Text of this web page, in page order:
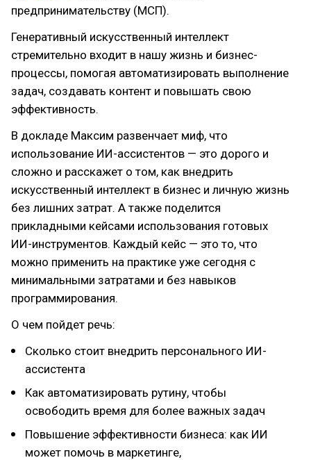
предпринимательству (МСП).
Генеративный искусственный интеллект
стремительно входит в нашу жизнь и бизнес-
процессы, помогая автоматизировать выполнение
задач, создавать контент и повышать свою
эффективность.
В докладе Максим развенчает миф, что
использование ИИ-ассистентов — это дорого и
сложно и расскажет о том, как внедрить
искусственный интеллект в бизнес и личную жизнь
без лишних затрат. А также поделится
прикладными кейсами использования готовых
ИИ-инструментов. Каждый кейс — это то, что
можно применить на практике уже сегодня с
минимальными затратами и без навыков
программирования.
О чем пойдет речь:
Сколько стоит внедрить персонального ИИ-
ассистента
Как автоматизировать рутину, чтобы
освободить время для более важных задач
Повышение эффективности бизнеса: как ИИ
может помочь в маркетинге,